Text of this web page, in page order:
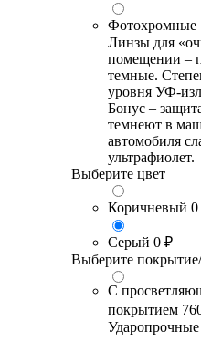
Фотохромные
Линзы для
помещении –
темные.
уровня УФ-
Бонус –
темнеют в
автомобиля
ультрафиолет.
Выберите цвет
Коричневый
Серый 0 ₽
Выберите
С
покрытием